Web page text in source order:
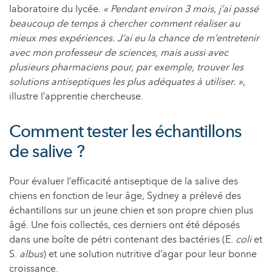
laboratoire du lycée. « Pendant environ 3 mois, j’ai passé
beaucoup de temps à chercher comment réaliser au
mieux mes expériences. J’ai eu la chance de m’entretenir
avec mon professeur de sciences, mais aussi avec
plusieurs pharmaciens pour, par exemple, trouver les
solutions antiseptiques les plus adéquates à utiliser. »,
illustre l’apprentie chercheuse.
Comment tester les échantillons
de salive ?
Pour évaluer l’efficacité antiseptique de la salive des
chiens en fonction de leur âge, Sydney a prélevé des
échantillons sur un jeune chien et son propre chien plus
âgé. Une fois collectés, ces derniers ont été déposés
dans une boîte de pétri contenant des bactéries (E. coliet
S. albus) et une solution nutritive d’agar pour leur bonne
croissance.